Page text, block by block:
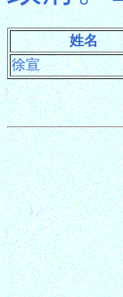
姓名
徐宣